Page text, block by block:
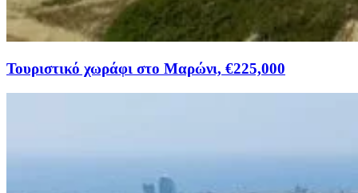
Τουριστικό χωράφι στο Μαρώνι, €225,000